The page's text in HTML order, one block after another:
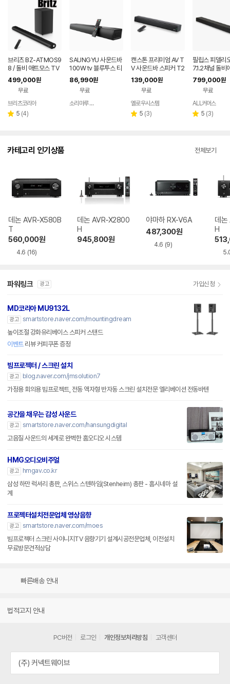
브리츠 BZ-ATMOS9
8 / 돌비 애트모스 TV
사운드바 스피커 블루
투스 무선 서브우퍼
499,000원
무료
브리츠코리아
별 5 리
(4)
SAUNGYU 사운드바
100W tv 블루투스 티
비 스피커 홈시어터 A
RC 옵티컬 USB
86,990원
무료
소리마루 유한회사
캔스톤 프리미엄 AV T
V 사운드바 스피커 T2
00X
139,000원
무료
옐로우시스템
별 5 리
(3)
필립스 피델리
7.1.2채널 돌비
스 내장 서브우
사운드바
799,000원
무료
ALL커머스
별 5 리
(3)
카테고리 인기상품 전체보기
데논 AVR-X580B
T
560,000원
4.6 (16)
데논 AVR-X2800
H
945,800원
야마하 RX-V6A
487,300원
4.6 (9)
데
H
파워링크 광고 가입신청
MD코리아 MU9132L
광고 smartstore.naver.com/mountingdream
높이조절 강화유리베이스 스피커 스탠드
이벤트리뷰 커피쿠폰 증정
빔프로젝터 / 스크린 설치
광고
blog.naver.com/jmsolution7
가정용 회의용 빔프로젝트, 전동 액자형 반자동 스크린 설치전문 엘리베이션 전동바텐
공간을 채우는 감성 사운드
광고 smartstore.naver.com/hansungdigital
고음질 사운드의 세계로 완벽한 홈오디오 시스템
HMG오디오비주얼
광고
hmgav.co.kr
삼성 하만 럭셔리 총판, 스위스 스텐하임(Stenheim) 총판 - 홈시네마 설
계
프로젝터설치전문업체 영상음향
광고 smartstore.naver.com/moes
빔프로젝터 스크린 사이니지TV 음향기기 설계시공전문업체, 이전설치
무료방문견적상담
빠른배송 안내
법적고지 안내
PC버전 로그인 개인정보처리방침 고객센터
(주) 커넥트웨이브